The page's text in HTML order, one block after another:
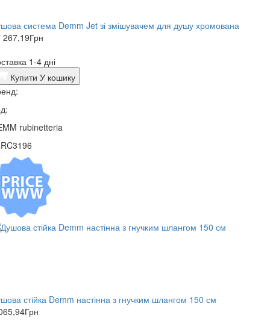
система Demm Jet зі змішувачем для душу хромована
267,19Грн
1-4 дні
Купити У кошику
rubinetteria
стійка Demm настінна з гнучким шлангом 150 см
Грн